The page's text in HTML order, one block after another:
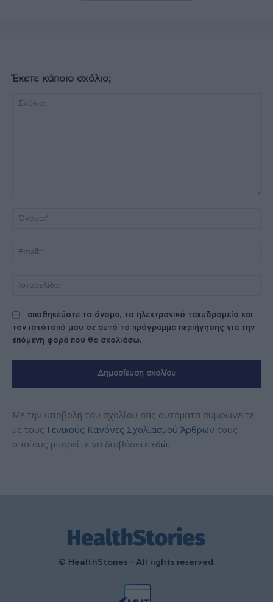
Έχετε κάποιο σχόλιο;
αποθηκεύστε το όνομα, το ηλεκτρονικό ταχυδρομείο και
τον ιστότοπό μου σε αυτό το πρόγραμμα περιήγησης για την
επόμενη φορά που θα σχολιάσω.
Με την υποβολή του σχολίου σας αυτόματα συμφωνείτε
με τους Γενικούς Κανόνες Σχολιασμού Άρθρων τους
οποίους μπορείτε να διαβάσετε εδώ.
© HealthStories - All rights reserved.